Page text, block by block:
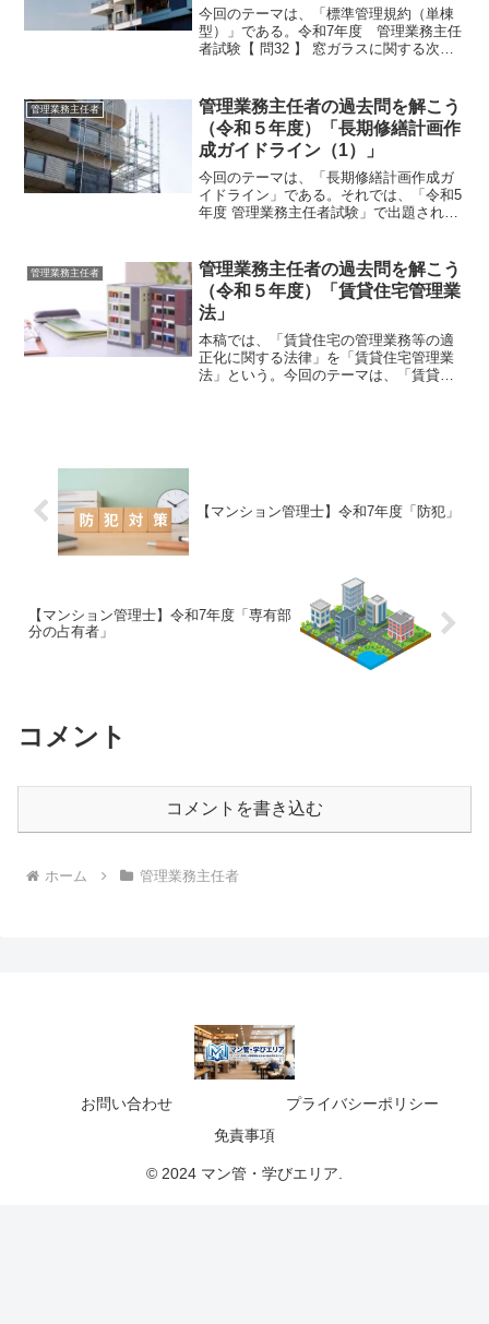
今回のテーマは、「標準管理規約（単棟
型）」である。令和7年度 管理業務主任
者試験【 問32 】 窓ガラスに関する次の
専有部分である住戸に付属する窓ガラス
を当該住戸の賃...
管理業務主任者
管理業務主任者の過去問を解こう
（令和５年度）「長期修繕計画作
成ガイドライン（1）」
今回のテーマは、「長期修繕計画作成ガ
イドライン」である。それでは、「令和5
年度 管理業務主任者試験」で出題された
【問 21】 長期修繕計画作成ガイドラ
インに関する...
管理業務主任者
管理業務主任者の過去問を解こう
（令和５年度）「賃貸住宅管理業
法」
本稿では、「賃貸住宅の管理業務等の適
正化に関する法律」を「賃貸住宅管理業
法」という。今回のテーマは、「賃貸住
【マンション管理士】令和7年度「防犯」
【マンション管理士】令和7年度「専有部
分の占有者」
コメント
コメントを書き込む
ホーム 管理業務主任者
お問い合わせ
プライバシーポリシー
免責事項
© 2024 マン管・学びエリア.